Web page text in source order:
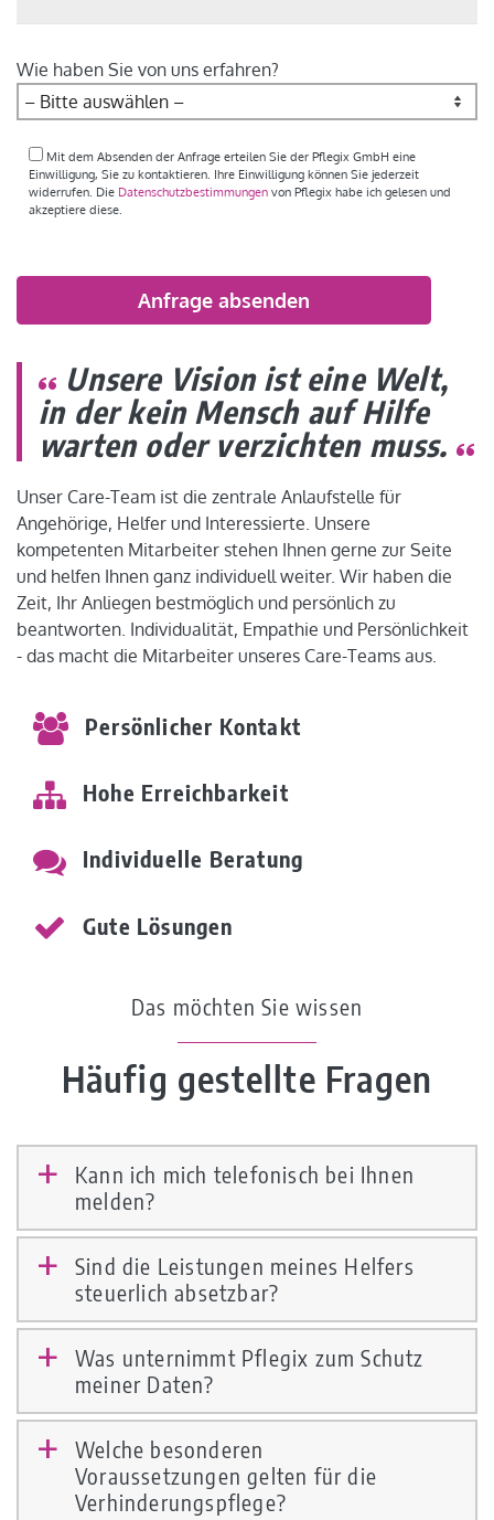
Wie haben Sie von uns erfahren?
Mit dem Absenden der Anfrage erteilen Sie der Pflegix GmbH eine
Einwilligung, Sie zu kontaktieren. Ihre Einwilligung können Sie jederzeit
widerrufen. Die Datenschutzbestimmungen von Pflegix habe ich gelesen und
akzeptiere diese.
leer.
Alternative:Unsere Vision ist eine Welt,
in der kein Mensch auf Hilfe
warten oder verzichten muss.
Unser Care-Team ist die zentrale Anlaufstelle für
Angehörige, Helfer und Interessierte. Unsere
kompetenten Mitarbeiter stehen Ihnen gerne zur Seite
und helfen Ihnen ganz individuell weiter. Wir haben die
Zeit, Ihr Anliegen bestmöglich und persönlich zu
beantworten. Individualität, Empathie und Persönlichkeit
- das macht die Mitarbeiter unseres Care-Teams aus.
Persönlicher Kontakt
Hohe Erreichbarkeit
Individuelle Beratung
Gute Lösungen
Das möchten Sie wissen
Häufig gestellte Fragen
a
Kann ich mich telefonisch bei Ihnen
melden?
a
Sind die Leistungen meines Helfers
steuerlich absetzbar?
a
Was unternimmt Pflegix zum Schutz
meiner Daten?
a
Welche besonderen
Voraussetzungen gelten für die
Verhinderungspflege?